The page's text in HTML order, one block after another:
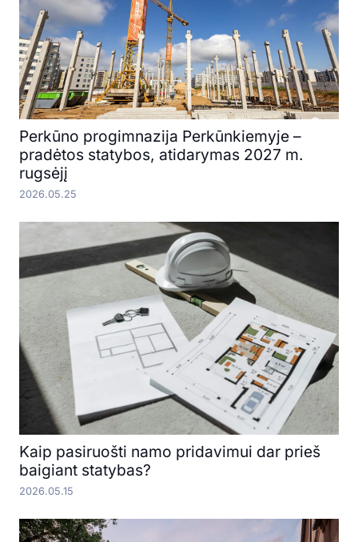
Perkūno progimnazija Perkūnkiemyje –
pradėtos statybos, atidarymas 2027 m.
rugsėjį
2026.05.25
Kaip pasiruošti namo pridavimui dar prieš
baigiant statybas?
2026.05.15